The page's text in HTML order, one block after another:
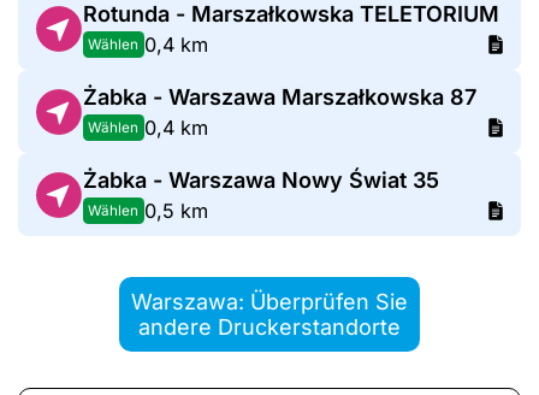
Rotunda - Marszałkowska TELETORIUM
Wählen 0,4 km
Żabka - Warszawa Marszałkowska 87
Wählen 0,4 km
Żabka - Warszawa Nowy Świat 35
Wählen 0,5 km
Warszawa: Überprüfen Sie
andere Druckerstandorte